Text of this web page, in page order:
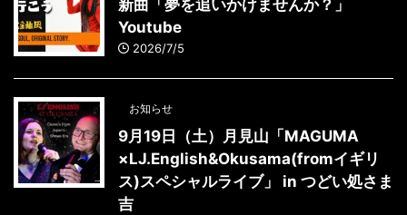
新曲「夢を追いかけませんか？」
Youtube
2026/7/5
お知らせ
9月19日（土）月見山「MAGUMA
×LJ.English&Okusama(fromイギリ
ス)スペシャルライブ」 in つどい処さま
吉